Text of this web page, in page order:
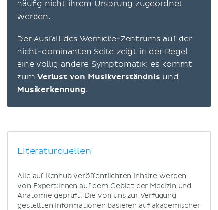
häufig nicht ihrem Ursprung zugeordnet
werden.
Der Ausfall des Wernicke-Zentrums auf der
nicht-dominanten Seite zeigt in der Regel
eine völlig andere Symptomatik: es kommt
zum Verlust von Musikverständnis und
Musikerkennung.
Literaturquellen
Alle auf Kenhub veröffentlichten Inhalte werden
von Expert:innen auf dem Gebiet der Medizin und
Anatomie geprüft. Die von uns zur Verfügung
gestellten Informationen basieren auf akademischer